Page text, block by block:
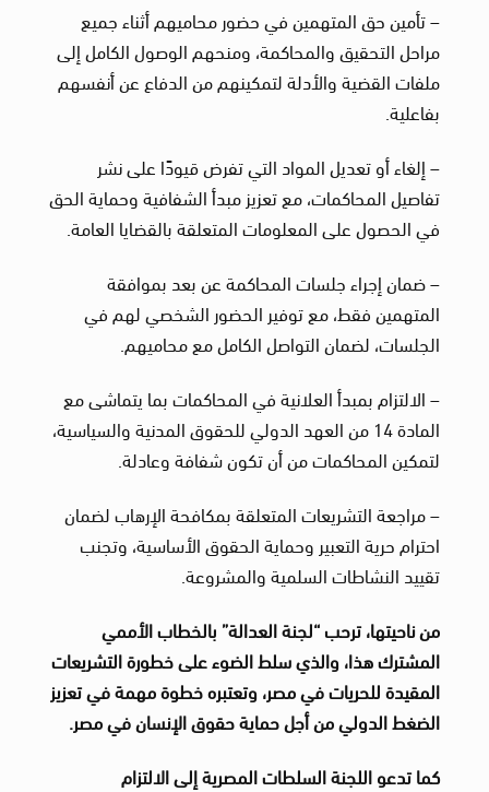
– تأمين حق المتهمين في حضور محاميهم أثناء جميع
مراحل التحقيق والمحاكمة، ومنحهم الوصول الكامل إلى
ملفات القضية والأدلة لتمكينهم من الدفاع عن أنفسهم
بفاعلية.
– إلغاء أو تعديل المواد التي تفرض قيودًا على نشر
تفاصيل المحاكمات، مع تعزيز مبدأ الشفافية وحماية الحق
في الحصول على المعلومات المتعلقة بالقضايا العامة.
– ضمان إجراء جلسات المحاكمة عن بعد بموافقة
المتهمين فقط، مع توفير الحضور الشخصي لهم في
الجلسات، لضمان التواصل الكامل مع محاميهم.
– الالتزام بمبدأ العلانية في المحاكمات بما يتماشى مع
المادة 14 من العهد الدولي للحقوق المدنية والسياسية،
لتمكين المحاكمات من أن تكون شفافة وعادلة.
– مراجعة التشريعات المتعلقة بمكافحة الإرهاب لضمان
احترام حرية التعبير وحماية الحقوق الأساسية، وتجنب
تقييد النشاطات السلمية والمشروعة.
من ناحيتها، ترحب “لجنة العدالة” بالخطاب الأممي
المشترك هذا، والذي سلط الضوء على خطورة التشريعات
المقيدة للحريات في مصر، وتعتبره خطوة مهمة في تعزيز
الضغط الدولي من أجل حماية حقوق الإنسان في مصر.
كما تدعو اللجنة السلطات المصرية إلى الالتزام